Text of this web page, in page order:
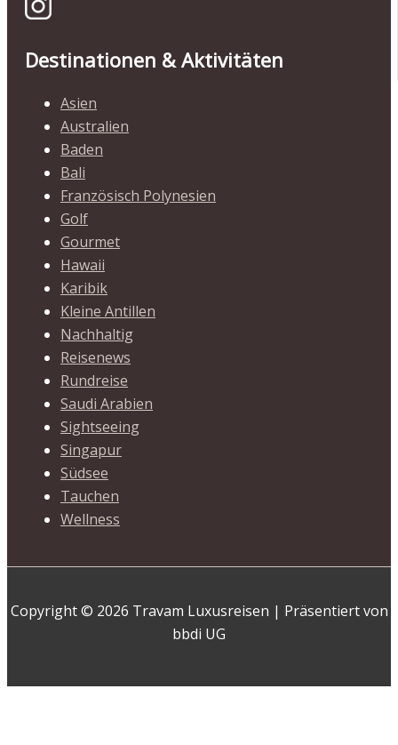
Destinationen & Aktivitäten
Asien
Australien
Baden
Bali
Französisch Polynesien
Golf
Gourmet
Hawaii
Karibik
Kleine Antillen
Nachhaltig
Reisenews
Rundreise
Saudi Arabien
Sightseeing
Singapur
Südsee
Tauchen
Wellness
Copyright © 2026 Travam Luxusreisen | Präsentiert von
bbdi UG